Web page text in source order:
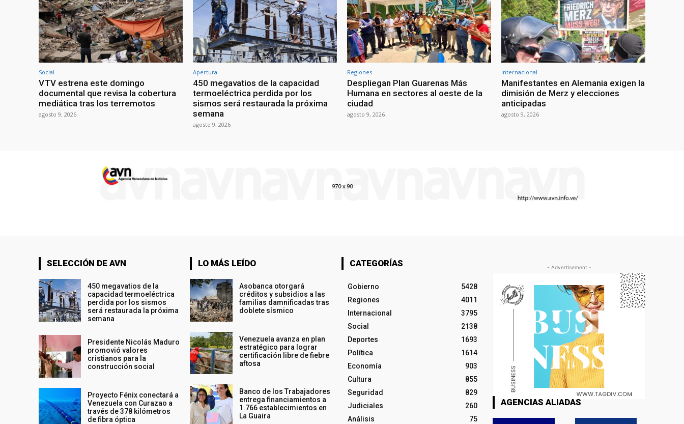
Social
VTV estrena este domingo
documental que revisa la cobertura
mediática tras los terremotos
agosto 9, 2026
Apertura
450 megavatios de la capacidad
termoeléctrica perdida por los
sismos será restaurada la próxima
semana
agosto 9, 2026
Regiones
Despliegan Plan Guarenas Más
Humana en sectores al oeste de la
ciudad
agosto 9, 2026
Internacional
Manifestantes en Alemania exigen la
dimisión de Merz y elecciones
anticipadas
agosto 9, 2026
SELECCIÓN DE AVN
450 megavatios de la
capacidad termoeléctrica
perdida por los sismos
será restaurada la próxima
semana
Presidente Nicolás Maduro
promovió valores
cristianos para la
construcción social
Proyecto Fénix conectará a
Venezuela con Curazao a
través de 378 kilómetros
de fibra óptica
LO MÁS LEÍDO
Asobanca otorgará
créditos y subsidios a las
familias damnificadas tras
doblete sísmico
Venezuela avanza en plan
estratégico para lograr
certificación libre de fiebre
aftosa
Banco de los Trabajadores
entrega financiamientos a
1.766 establecimientos en
La Guaira
CATEGORÍAS
Gobierno
5428
Regiones
4011
Internacional
3795
Social
2138
Deportes
1693
Política
1614
Economía
903
Cultura
855
Seguridad
829
Judiciales
260
Análisis
75
- Advertisement -
AGENCIAS ALIADAS